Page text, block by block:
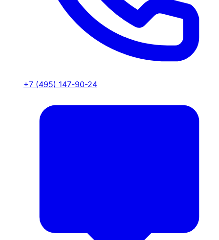
+7 (495) 147-90-24